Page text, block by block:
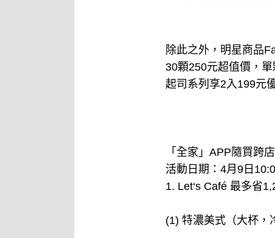
除此之外，明星商品
30顆250元超值價，
起司系列享2入199元
「全家」APP隨買跨
活動日期：4月9日
1. Let‘s Café 最多省
(1) 特濃美式（大杯，